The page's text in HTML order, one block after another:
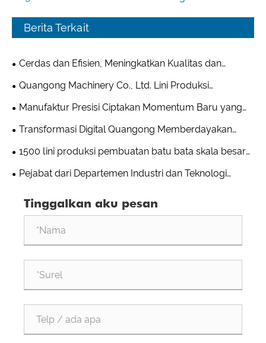
Berita Terkait
Cerdas dan Efisien, Meningkatkan Kualitas dan
Produktivitas: Lini Produksi Pembuatan Batu Bata QT10
Baru Quangong Machinery Co., Ltd. Membuat
Kehebohan
Quangong Machinery Co., Ltd. Lini Produksi
Pembuatan Blok Berkecepatan Tinggi QT10
Menetapkan Standar Baru untuk Keunggulan
Manufaktur Cerdas
Manufaktur Presisi Ciptakan Momentum Baru yang
Ramah Lingkungan | Quangong Machinery Co., Ltd. Lini
Produksi Bata T9 Menonjol dengan Kekuatan Luar
Biasa
Transformasi Digital Quangong Memberdayakan
Pengembangan Perusahaan Berkualitas Tinggi
1500 lini produksi pembuatan batu bata skala besar
Quangong Machinery sekali lagi dikirim ke luar negeri
Pejabat dari Departemen Industri dan Teknologi
Machinery Co., Ltd. untuk Inspeksi dan Bimbingan
Tinggalkan aku pesan